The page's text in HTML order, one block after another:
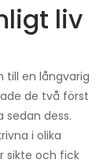
liv
till en långvarig
de två först
sedan dess.
i olika
sikte och fick